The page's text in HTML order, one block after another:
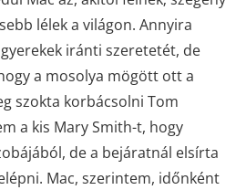
lélek a világon. Annyira
iránti szeretetét, de
a mosolya mögött ott a
szokta korbácsolni Tom
a kis Mary Smith-t, hogy
de a bejáratnál elsírta
Mac, szerintem, időnként